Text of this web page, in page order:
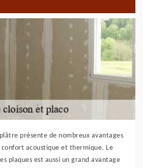
présente de nombreux avantages
acoustique et thermique. Le
plaques est aussi un grand avantage